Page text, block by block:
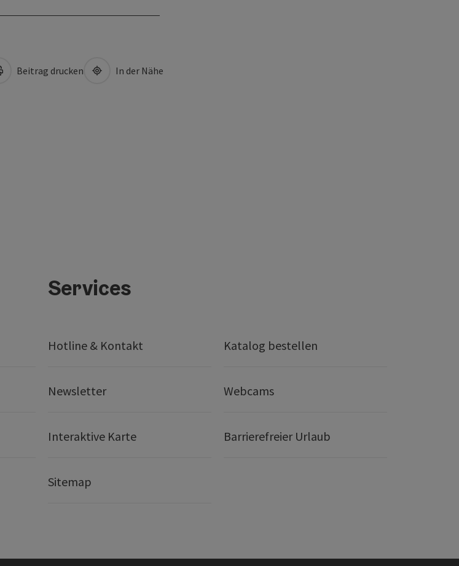
Beitrag drucken In der Nähe
Services
Hotline & Kontakt Katalog bestellen
Newsletter Webcams
Interaktive Karte Barrierefreier Urlaub
Sitemap